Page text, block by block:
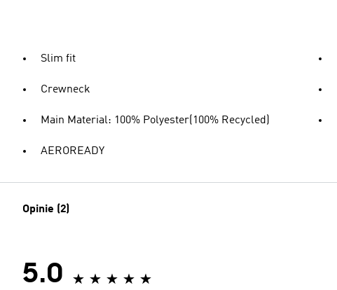
Slim fit
Crewneck
Main Material: 100% Polyester(100% Recycled)
AEROREADY
Opinie (2)
5.0